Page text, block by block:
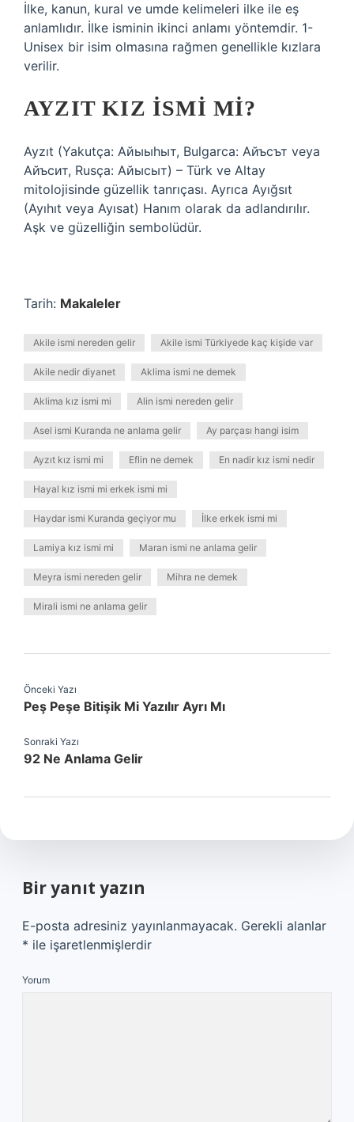
İlke, kanun, kural ve umde kelimeleri ilke ile eş
anlamlıdır. İlke isminin ikinci anlamı yöntemdir. 1-
Unisex bir isim olmasına rağmen genellikle kızlara
verilir.
AYZIT KIZ ISMI MI?
Ayzıt (Yakutça: Айыыhыт, Bulgarca: Айъсът veya
Айъсит, Rusça: Айысыт) – Türk ve Altay
mitolojisinde güzellik tanrıçası. Ayrıca Ayığsıt
(Ayıhıt veya Ayısat) Hanım olarak da adlandırılır.
Aşk ve güzelliğin sembolüdür.
Tarih: Makaleler
Akile ismi nereden gelir Akile ismi Türkiyede kaç kişide var
Akile nedir diyanet Aklima ismi ne demek
Aklima kız ismi mi Alin ismi nereden gelir
Asel ismi Kuranda ne anlama gelir Ay parçası hangi isim
Ayzıt kız ismi mi Eflin ne demek En nadir kız ismi nedir
Hayal kız ismi mi erkek ismi mi
Haydar ismi Kuranda geçiyor mu İlke erkek ismi mi
Lamiya kız ismi mi Maran ismi ne anlama gelir
Meyra ismi nereden gelir Mihra ne demek
Mirali ismi ne anlama gelir
Önceki Yazı
Peş Peşe Bitişik Mi Yazılır Ayrı Mı
Sonraki Yazı
92 Ne Anlama Gelir
Bir yanıt yazın
E-posta adresiniz yayınlanmayacak. Gerekli alanlar
* ile işaretlenmişlerdir
Yorum